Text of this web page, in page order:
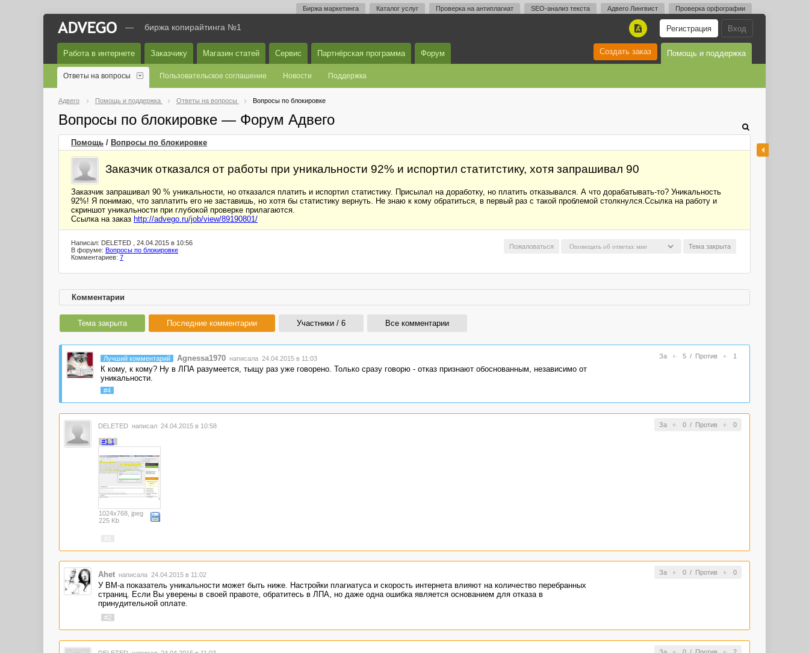
Биржа маркетинга Каталог услуг Проверка на антиплагиат SEO-анализ текста Адвего Лингвист Проверка орфографии
Вход
Регистрация
A
— биржа копирайтинга №1
Работа в интернете Заказчику Магазин статей Сервис Партнёрская программа Форум Помощь и поддержка
Создать заказ
Ответы на вопросы Пользовательское соглашение Новости Поддержка
Адвего Помощь и поддержка Ответы на вопросы Вопросы по блокировке
Вопросы по блокировке — Форум Адвего
Помощь / Вопросы по блокировке
Заказчик отказался от работы при уникальности 92% и испортил статитстику, хотя запрашивал 90
Заказчик запрашивал 90 % уникальности, но отказался платить и испортил статистику. Присылал на доработку, но платить отказывался. А что дорабатывать-то? Уникальность
92%! Я понимаю, что заплатить его не заставишь, но хотя бы статистику вернуть. Не знаю к кому обратиться, в первый раз с такой проблемой столкнулся.Ссылка на работу и
скриншот уникальности при глубокой проверке прилагаются.
Ссылка на заказ http://advego.ru/job/view/89190801/
Тема закрыта
Пожаловаться
Написал: DELETED , 24.04.2015 в 10:56
В форуме: Вопросы по блокировке
Комментариев: 7
Комментарии
Тема закрыта Последние комментарии Участники / 6 Все комментарии
За 5/ Против 1
Лучший комментарий Agnessa1970 написала 24.04.2015 в 11:03
К кому, к кому? Ну в ЛПА разумеется, тыщу раз уже говорено. Только сразу говорю - отказ признают обоснованным, независимо от
уникальности.
#4
За 0/ Против 0
DELETED написал 24.04.2015 в 10:58
#1.1
1024x768, jpeg
225 Kb
За 0/ Против 0
Ahet написала 24.04.2015 в 11:02
У ВМ-а показатель уникальности может быть ниже. Настройки плагиатуса и скорость интернета влияют на количество перебранных
страниц. Если Вы уверены в своей правоте, обратитесь в ЛПА, но даже одна ошибка является основанием для отказа в
принудительной оплате.
#2